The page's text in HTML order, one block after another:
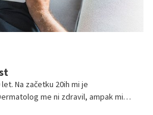
Na začetku 20ih mi je
me ni zdravil, ampak mi